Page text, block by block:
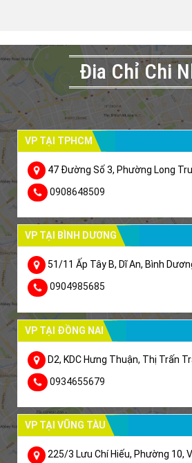
Đia Chỉ Chi
VP TẠI TPHCM
47 Đường Số 3, Phường Long
0908648509
VP TẠI BÌNH DƯƠNG
51/11 Ấp Tây B, Dĩ An, Bình
0904985685
VP TẠI ĐỒNG NAI
D2, KDC Hưng Thuận, Thị Trấn
0934655679
VP TẠI VŨNG TÀU
225/3 Lưu Chí Hiếu, Phường 10,